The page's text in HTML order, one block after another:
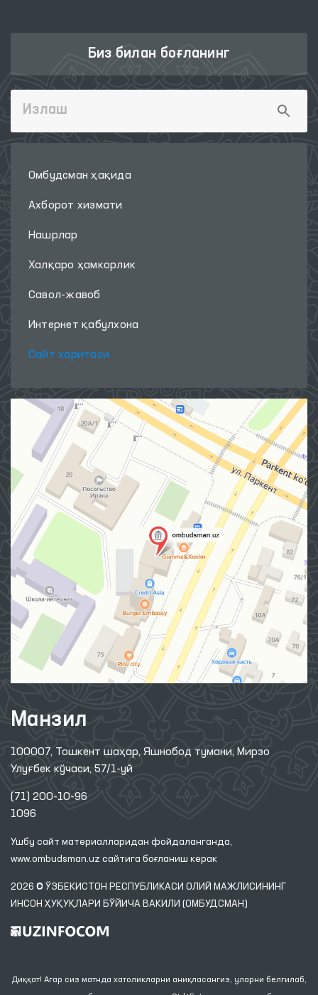
Биз билан боғланинг
Омбудсман ҳақида
Ахборот хизмати
Нашрлар
Халқаро ҳамкорлик
Савол-жавоб
Интернет қабулхона
Сайт харитаси
Манзил
100007, Тошкент шаҳар, Яшнобод тумани, Мирзо
Улуғбек кўчаси, 57/1-уй
(71) 200-10-96
1096
Ушбу сайт материалларидан фойдаланганда,
www.ombudsman.uz сайтига боғланиш керак
2026 © ЎЗБЕКИСТОН РЕСПУБЛИКАСИ ОЛИЙ МАЖЛИСИНИНГ
ИНСОН ҲУҚУҚЛАРИ БЎЙИЧА ВАКИЛИ (ОМБУДСМАН)
Диққат! Агар сиз матнда хатоликларни аниқласангиз, уларни белгилаб,